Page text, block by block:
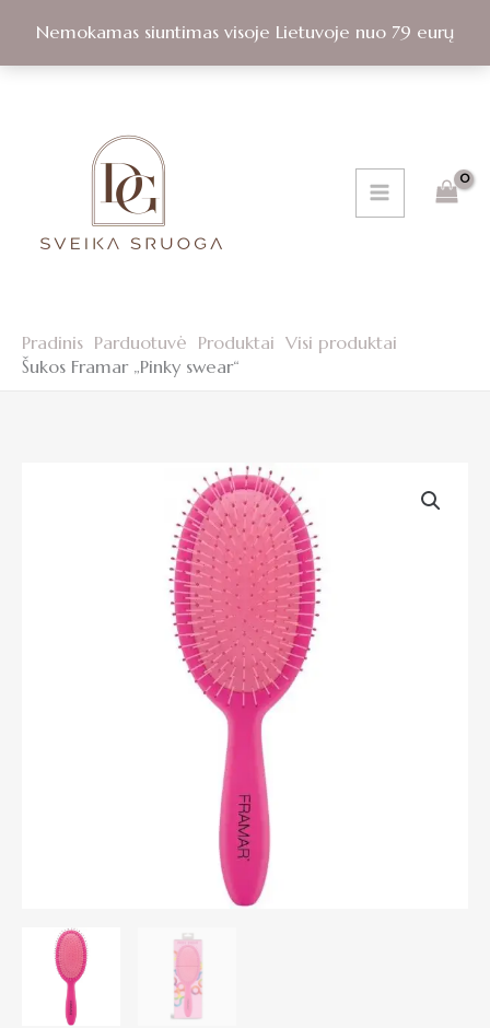
Nemokamas siuntimas visoje Lietuvoje nuo 79 eurų
turinio
Pradinis Parduotuvė Produktai Visi produktai
Šukos Framar „Pinky swear“